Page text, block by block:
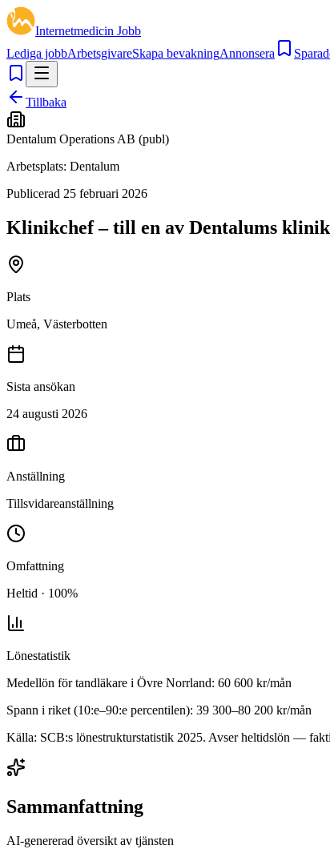
Internetmedicin Jobb
Lediga jobbArbetsgivareSkapa bevakningAnnonsera
Tillbaka
Dentalum Operations AB (publ)
Arbetsplats: Dentalum
Publicerad 25 februari 2026
Klinikchef – till en av Dentalums
Plats
Umeå, Västerbotten
Sista ansökan
24 augusti 2026
Anställning
Tillsvidareanställning
Omfattning
Heltid · 100%
Lönestatistik
Medellön förtandläkare i Övre Norrland: 60 600 kr/mån
Spann i riket (10:e–90:e percentilen): 39 300–80 200 kr/mån
Källa: SCB:s lönestrukturstatistik 2025. Avser heltidslön —
Sammanfattning
AI-genererad översikt av tjänsten